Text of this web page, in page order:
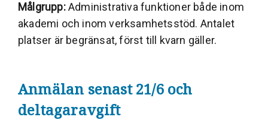
Målgrupp:Administrativa funktioner både inom
akademi och inom verksamhetsstöd. Antalet
platser är begränsat, först till kvarn gäller.
Anmälan senast 21/6 och
deltagaravgift